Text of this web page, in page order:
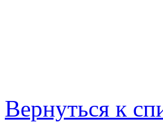
Вернуться к